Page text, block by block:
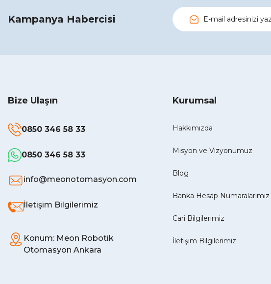
Kampanya Habercisi
Bize Ulaşın
0850 346 58 33
0850 346 58 33
info@meonotomasyon.com
İletişim Bilgilerimiz
Konum: Meon Robotik
Otomasyon Ankara
Kurumsal
Hakkımızda
Misyon ve Vizyonumuz
Blog
Banka Hesap Numaralarımız
Cari Bilgilerimiz
İletişim Bilgilerimiz